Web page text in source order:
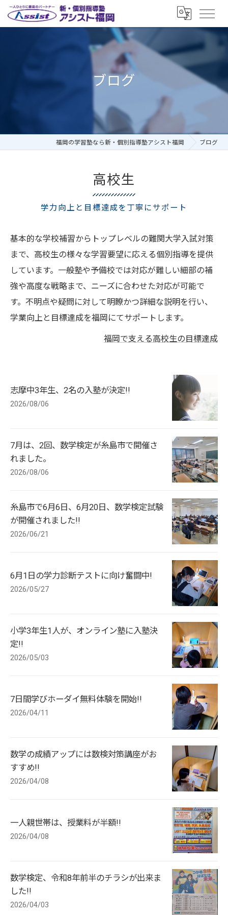
ブログ
福岡の学習塾なら新・個別指導塾アシスト福岡 ブログ
高校生
学力向上と目標達成を丁寧にサポート
基本的な学校補習からトップレベルの難関大学入試対策
まで、高校生の様々な学習要望に応える個別指導を提供
しています。一般塾や予備校では対応が難しい細部の補
強や高度な戦略まで、ニーズに合わせた対応が可能で
す。不明点や疑問に対して明瞭かつ詳細な説明を行い、
学業向上と目標達成を福岡にてサポートします。
福岡で支える高校生の目標達成
志摩中3年生、2名の入塾が決定!!
2026/08/06
7月は、2回、数学検定が糸島市で開催さ
れました。
2026/08/06
糸島市で6月6日、6月20日、数学検定試験
が開催されました!!
2026/06/21
6月1日の学力診断テストに向け奮闘中!
2026/05/27
小学3年生1人が、オンライン塾に入塾決
定!!
2026/05/03
7日間学びホーダイ無料体験を開始!!
2026/04/11
数学の成績アップには数検対策講座がお
すすめ!!
2026/04/08
一人親世帯は、授業料が半額!!
2026/04/08
数学検定、令和8年前半のチラシが出来ま
した!!
2026/04/03